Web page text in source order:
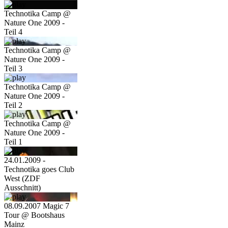
Technotika Camp @
Nature One 2009 -
Teil 4
Technotika Camp @
Nature One 2009 -
Teil 3
Technotika Camp @
Nature One 2009 -
Teil 2
Technotika Camp @
Nature One 2009 -
Teil 1
24.01.2009 -
Technotika goes Club
West (ZDF
Ausschnitt)
08.09.2007 Magic 7
Tour @ Bootshaus
Mainz